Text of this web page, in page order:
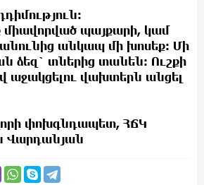
միավորված պայքարի, կամ
անկապ մի խոսեք: Մի
ձեզ` տներից տանեն: Ուշքի
աջակցելու վախտերն անցել
փոխգնդապետ, ՀՃԿ
Վարդանյան